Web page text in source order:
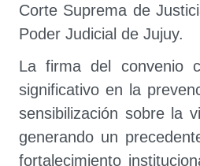
Corte Suprema de
Poder Judicial de Jujuy.
La firma del convenio
significativo en la
sensibilización sobre la
generando un
fortalecimiento